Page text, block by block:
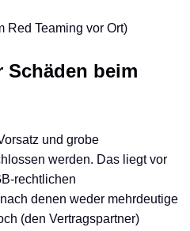
Red Teaming vor Ort)
Schäden beim
und grobe
werden. Das liegt vor
rechtlichen
denen weder mehrdeutige
(den Vertragspartner)